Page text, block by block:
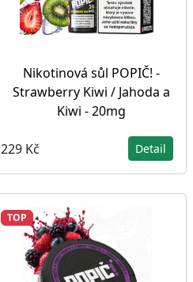
Nikotinová sůl POPIČ! -
Strawberry Kiwi / Jahoda a
Kiwi - 20mg
229 Kč Detail
TOP